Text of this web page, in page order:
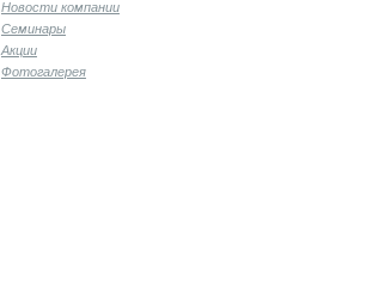
Новости компании
Семинары
Акции
Фотогалерея